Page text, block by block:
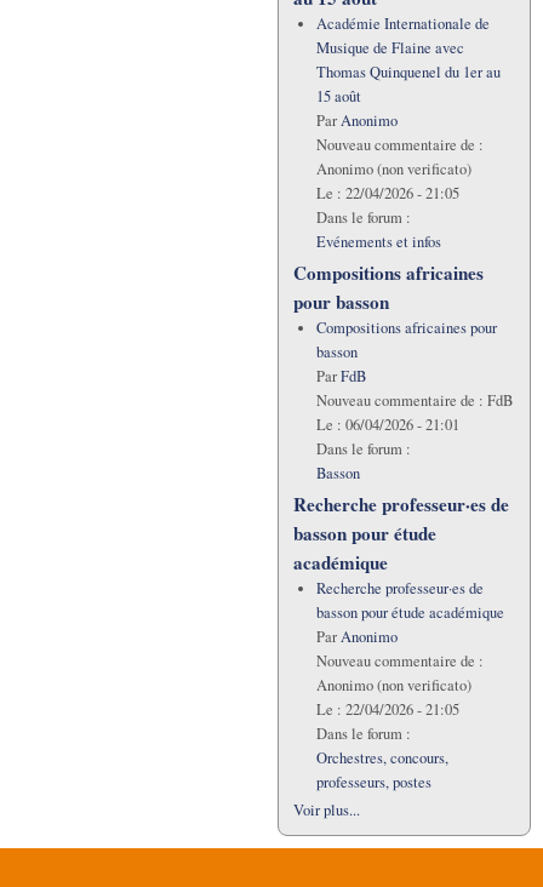
Académie Internationale de
Musique de Flaine avec
Thomas Quinquenel du 1er au
15 août
ParAnonimo
Nouveau commentaire de :
Anonimo (non verificato)
Le : 22/04/2026 - 21:05
Dans le forum :
Evénements et infos
Compositions africaines
pour basson
Compositions africaines pour
basson
ParFdB
Nouveau commentaire de : FdB
Le : 06/04/2026 - 21:01
Dans le forum :
Basson
Recherche professeur·es de
basson pour étude
académique
Recherche professeur·es de
basson pour étude académique
ParAnonimo
Nouveau commentaire de :
Anonimo (non verificato)
Le : 22/04/2026 - 21:05
Dans le forum :
Orchestres, concours,
professeurs, postes
Voir plus...